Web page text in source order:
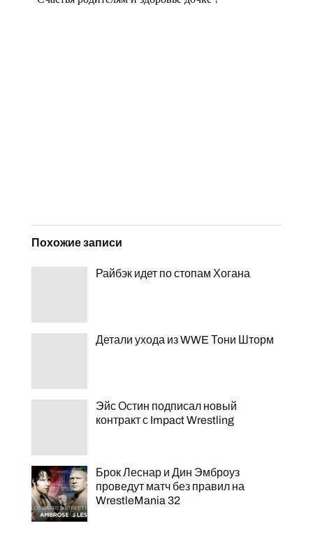
Похожие записи
Райбэк идет по стопам Хогана
Детали ухода из WWE Тони Шторм
Эйс Остин подписал новый
контракт с Impact Wrestling
Брок Леснар и Дин Эмброуз
проведут матч без правил на
WrestleMania 32